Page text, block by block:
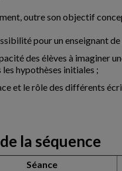
outre son objectif
pour un enseignant
des élèves à imaginer
les hypothèses initiales ;
et le rôle des différents
la séquence
Séance